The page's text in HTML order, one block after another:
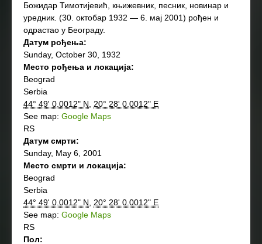
Божидар Тимотијевић, књижевник, песник, новинар и
уредник. (30. октобар 1932 — 6. мај 2001) рођен и
одрастао у Београду.
Датум рођења:
Sunday, October 30, 1932
Место рођења и локација:
Beograd
Serbia
44° 49' 0.0012" N
20° 28' 0.0012" E
See map: Google Maps
RS
Датум смрти:
Sunday, May 6, 2001
Место смрти и локација:
Beograd
Serbia
44° 49' 0.0012" N
20° 28' 0.0012" E
See map: Google Maps
RS
Пол: